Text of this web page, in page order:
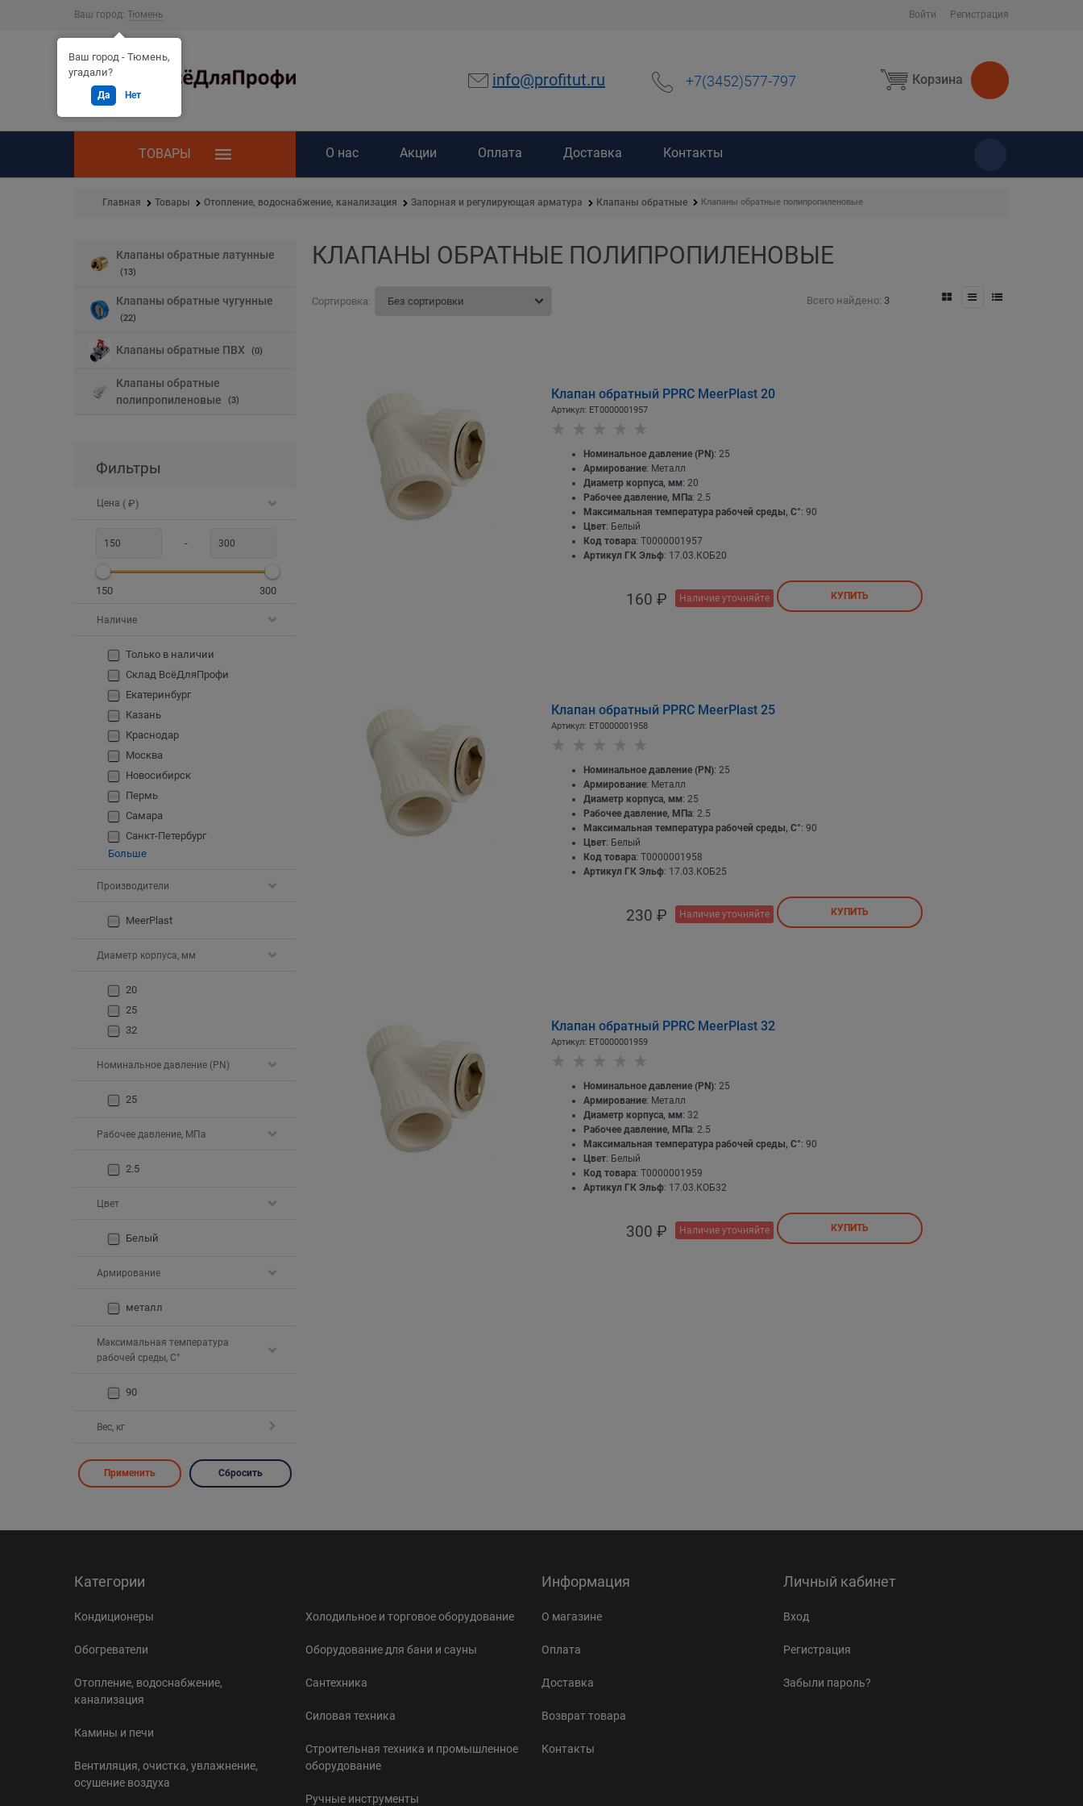
Ваш город: Тюмень Войти Регистрация
info@profitut.ru +7(3452)577-797 Корзина
ТОВАРЫ О нас Акции Оплата Доставка Контакты
Главная Товары Отопление, водоснабжение, канализация Запорная и регулирующая арматура Клапаны обратные Клапаны обратные полипропиленовые
Клапаны обратные латунные
(13)
Клапаны обратные чугунные
(22)
Клапаны обратные ПВХ (0)
Клапаны обратные
полипропиленовые
(3)
Фильтры
Цена ( ₽)
-
150 300
Наличие
Только в наличии
Склад ВсёДляПрофи
Екатеринбург
Казань
Краснодар
Москва
Новосибирск
Пермь
Самара
Санкт-Петербург
Больше
Производители
MeerPlast
Диаметр корпуса, мм
20
25
32
Номинальное давление (PN)
25
Рабочее давление, МПа
2.5
Цвет
Белый
Армирование
металл
Максимальная температура
рабочей среды, С°
90
Вес, кг
Найдено товаров: КЛАПАНЫ ОБРАТНЫЕ ПОЛИПРОПИЛЕНОВЫЕ
Сортировка: Всего найдено: 3
Клапан обратный PPRC MeerPlast 20
Артикул: EТ0000001957
Номинальное давление (PN): 25
Армирование: Металл
Диаметр корпуса, мм: 20
Рабочее давление, МПа: 2.5
Максимальная температура рабочей среды, С°: 90
Цвет: Белый
Код товара: Т0000001957
Артикул ГК Эльф: 17.03.КОБ20
160 ₽ Наличие уточняйте КУПИТЬ
Клапан обратный PPRC MeerPlast 25
Артикул: EТ0000001958
Номинальное давление (PN): 25
Армирование: Металл
Диаметр корпуса, мм: 25
Рабочее давление, МПа: 2.5
Максимальная температура рабочей среды, С°: 90
Цвет: Белый
Код товара: Т0000001958
Артикул ГК Эльф: 17.03.КОБ25
230 ₽ Наличие уточняйте КУПИТЬ
Клапан обратный PPRC MeerPlast 32
Артикул: EТ0000001959
Номинальное давление (PN): 25
Армирование: Металл
Диаметр корпуса, мм: 32
Рабочее давление, МПа: 2.5
Максимальная температура рабочей среды, С°: 90
Цвет: Белый
Код товара: Т0000001959
Артикул ГК Эльф: 17.03.КОБ32
300 ₽ Наличие уточняйте КУПИТЬ
Категории
Кондиционеры
Обогреватели
Отопление, водоснабжение,
канализация
Камины и печи
Вентиляция, очистка, увлажнение,
осушение воздуха
Холодильное и торговое оборудование
Оборудование для бани и сауны
Сантехника
Силовая техника
Строительная техника и промышленное
оборудование
Ручные инструменты
Информация
О магазине
Оплата
Доставка
Возврат товара
Контакты
Личный кабинет
Вход
Регистрация
Забыли пароль?
Ваш город - Тюмень,
угадали?
Да Нет